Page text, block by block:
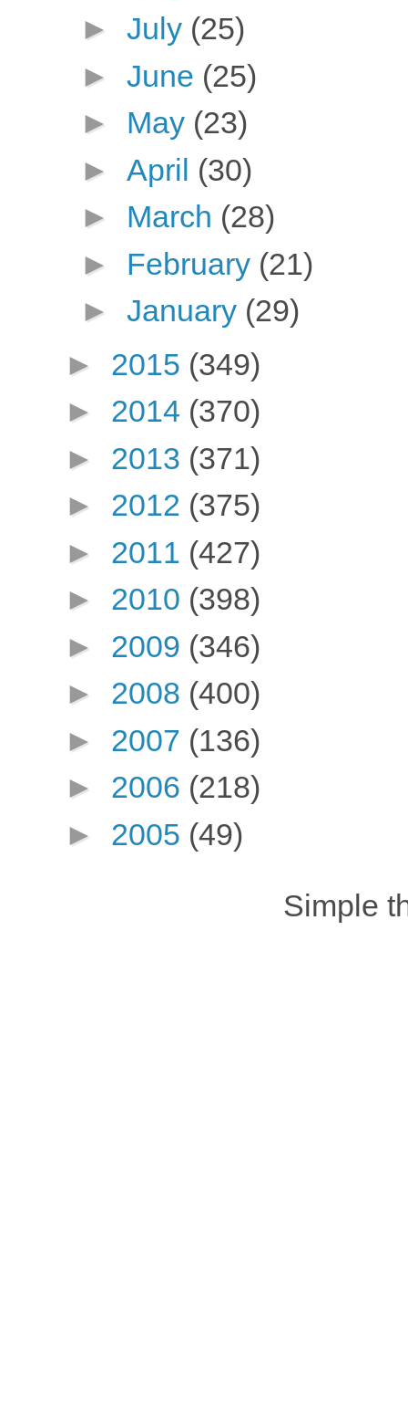
► July (25)
► June (25)
► May (23)
► April (30)
► March (28)
► February (21)
► January (29)
► 2015 (349)
► 2014 (370)
► 2013 (371)
► 2012 (375)
► 2011 (427)
► 2010 (398)
► 2009 (346)
► 2008 (400)
► 2007 (136)
► 2006 (218)
► 2005 (49)
Simple